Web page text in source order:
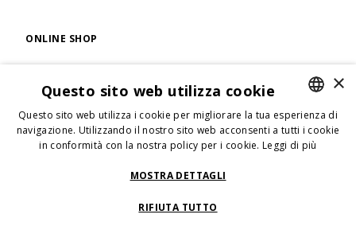
ONLINE SHOP
FIND US
ENGLISH
ENGLISH
×
Questo sito web utilizza cookie
Questo sito web utilizza i cookie per migliorare la tua esperienza di
navigazione. Utilizzando il nostro sito web acconsenti a tutti i cookie
in conformità con la nostra policy per i cookie. Leggi di più
MOSTRA DETTAGLI
RIFIUTA TUTTO